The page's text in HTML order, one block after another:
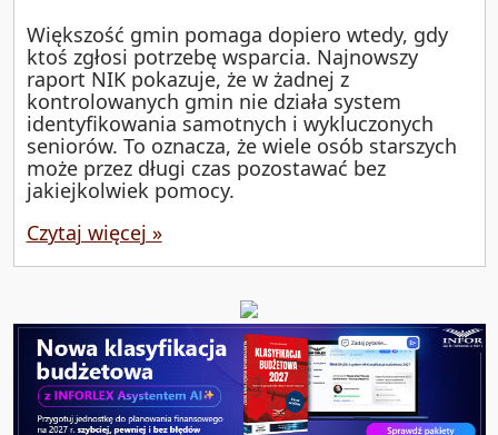
Większość gmin pomaga dopiero wtedy, gdy
ktoś zgłosi potrzebę wsparcia. Najnowszy
raport NIK pokazuje, że w żadnej z
kontrolowanych gmin nie działa system
identyfikowania samotnych i wykluczonych
seniorów. To oznacza, że wiele osób starszych
może przez długi czas pozostawać bez
jakiejkolwiek pomocy.
Czytaj więcej »